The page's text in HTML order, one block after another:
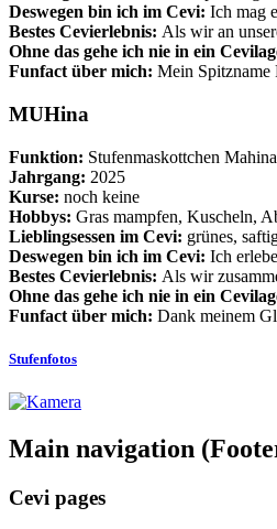
Deswegen bin ich im Cevi: Ich mag
Bestes Cevierlebnis: Als wir an
Ohne das gehe ich nie in ein
Funfact über mich: Mein Spitzname
MUHina
Funktion: Stufenmaskottchen Mahina
Jahrgang: 2025
Kurse: noch keine
Hobbys: Gras mampfen, Kuscheln,
Lieblingsessen im Cevi: grünes,
Deswegen bin ich im Cevi: Ich
Bestes Cevierlebnis: Als wir
Ohne das gehe ich nie in ein
Funfact über mich: Dank meinem
Stufenfotos
Main navigation
Cevi pages